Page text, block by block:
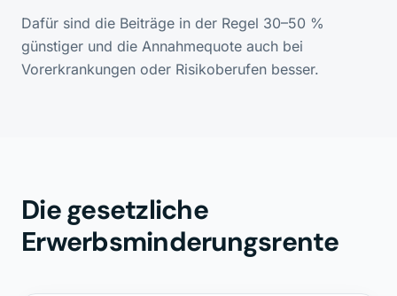
Dafür sind die Beiträge in der Regel 30–50 %
günstiger und die Annahmequote auch bei
Vorerkrankungen oder Risikoberufen besser.
Die gesetzliche
Erwerbsminderungsrente